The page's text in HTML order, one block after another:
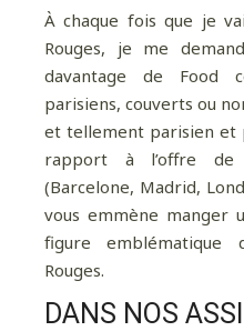
À chaque fois que je
Rouges, je me
davantage de Food
parisiens, couverts ou
et tellement parisien et
rapport à l’offre de
(Barcelone, Madrid,
vous emmène manger
figure emblématique
Rouges.
DANS NOS